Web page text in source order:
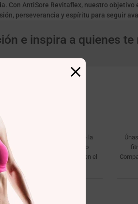
Con AntiSore Revitaflex, nuestro objetivo
perseverancia y espíritu para seguir
e inspira a quienes te
tu recuperación. Experimente la
del sabor, la salud y el orgullo
Sumérgete profundamente en el
de AntiSore Revitaflex y el